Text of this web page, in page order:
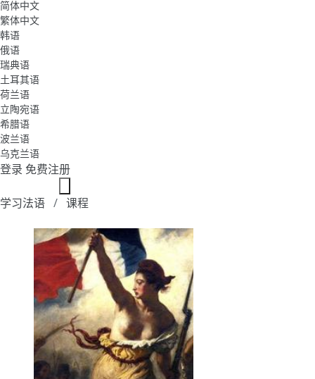
简体中文
繁体中文
韩语
俄语
瑞典语
土耳其语
荷兰语
立陶宛语
希腊语
波兰语
乌克兰语
登录 免费注册
学习法语 课程